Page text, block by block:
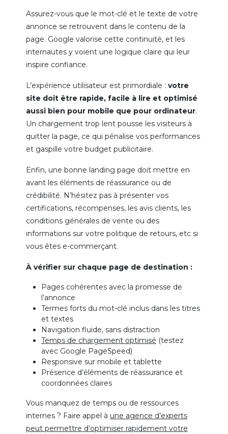
Assurez-vous que le mot-clé et le texte de votre
annonce se retrouvent dans le contenu de la
page. Google valorise cette continuité, et les
internautes y voient une logique claire qui leur
inspire confiance.
L’expérience utilisateur est primordiale : votre
site doit être rapide, facile à lire et optimisé
aussi bien pour mobile que pour ordinateur.
Un chargement trop lent pousse les visiteurs à
quitter la page, ce qui pénalise vos performances
et gaspille votre budget publicitaire.
Enfin, une bonne landing page doit mettre en
avant les éléments de réassurance ou de
crédibilité. N’hésitez pas à présenter vos
certifications, récompenses, les avis clients, les
conditions générales de vente ou des
informations sur votre politique de retours, etc si
vous êtes e-commerçant.
À vérifier sur chaque page de destination :
Pages cohérentes avec la promesse de
l’annonce
Termes forts du mot-clé inclus dans les titres
et textes
Navigation fluide, sans distraction
Temps de chargement optimisé (testez
avec Google PageSpeed)
Responsive sur mobile et tablette
Présence d’éléments de réassurance et
coordonnées claires
Vous manquez de temps ou de ressources
internes ? Faire appel à une agence d’experts
peut permettre d’optimiser rapidement votre